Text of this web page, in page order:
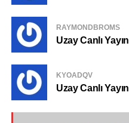
RAYMONDBROMS
Uzay Canlı Yayın
KYOADQV
Uzay Canlı Yayın